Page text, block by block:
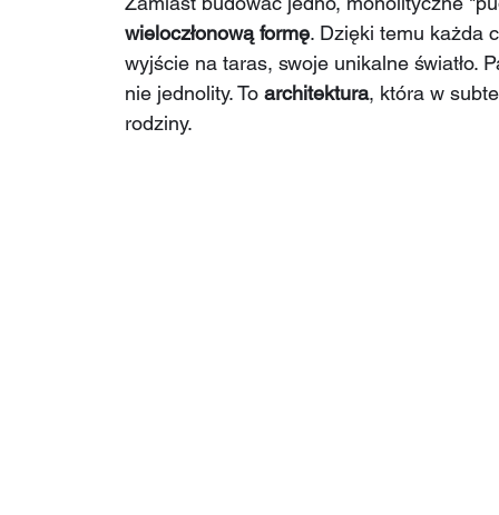
wieloczłonową formę. Dzięki temu każda
wyjście na taras, swoje unikalne światło.
nie jednolity. To architektura, która w
rodziny.